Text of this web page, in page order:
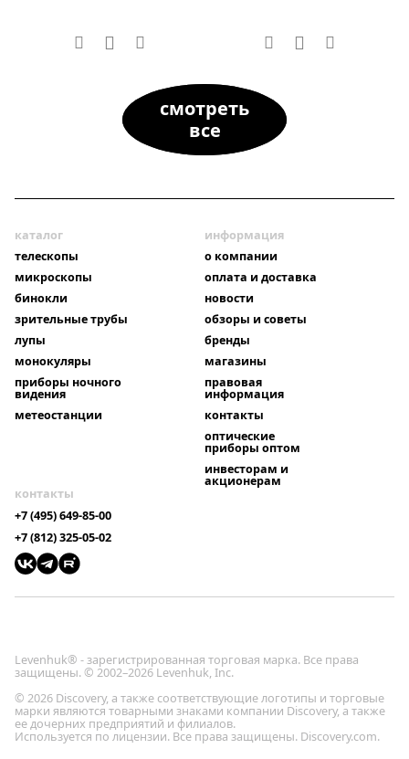
смотреть
все
каталог
телескопы
микроскопы
бинокли
зрительные трубы
лупы
монокуляры
приборы ночного
видения
метеостанции
информация
о компании
оплата и доставка
новости
обзоры и советы
бренды
магазины
правовая
информация
контакты
оптические
приборы оптом
инвесторам и
акционерам
контакты
+7 (495) 649-85-00
+7 (812) 325-05-02
Levenhuk® - зарегистрированная торговая марка. Все права
защищены. © 2002–2026 Levenhuk, Inc.
© 2026 Discovery, а также соответствующие логотипы и торговые
марки являются товарными знаками компании Discovery, а также
ее дочерних предприятий и филиалов.
Используется по лицензии. Все права защищены. Discovery.com.